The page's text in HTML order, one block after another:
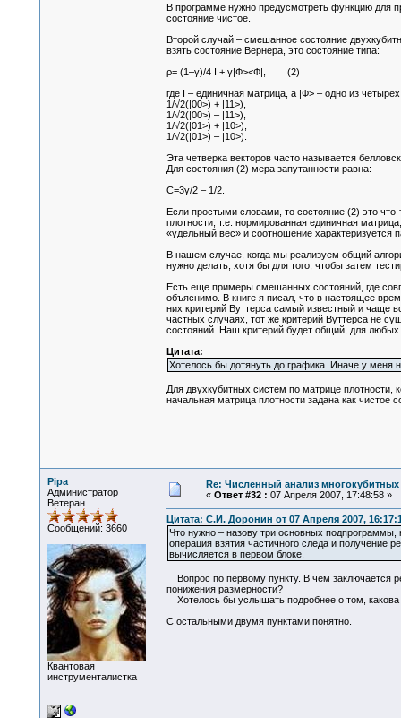
В программе нужно предусмотреть функцию для
состояние чистое.
Второй случай – смешанное состояние
взять состояние Вернера, это состояние типа:
ρ= (1–γ)/4 I + γ|Ф><Ф|, (2)
где I – единичная матрица, а |Ф> – одно из
1/√2(|00>) + |11>),
1/√2(|00>) – |11>),
1/√2(|01>) + |10>),
1/√2(|01>) – |10>).
Эта четверка векторов часто называется
Для состояния (2) мера запутанности равна:
С=3γ/2 – 1/2.
Если простыми словами, то состояние (2) это
плотности, т.е. нормированная единичная
«удельный вес» и соотношение характеризуется
В нашем случае, когда мы реализуем общий
нужно делать, хотя бы для того, чтобы затем
Есть еще примеры смешанных состояний, где
объяснимо. В книге я писал, что в настоящее
них критерий Вуттерса самый известный и чаще
частных случаях, тот же критерий Вуттерса не
состояний. Наш критерий будет общий, для
Цитата:
Хотелось бы дотянуть до графика. Иначе у меня
Для двухкубитных систем по матрице плотности,
начальная матрица плотности задана как
Pipa
Администратор
Ветеран
Сообщений: 3660
Квантовая
инструменталистка
Re: Численный анализ многокубитных
« Ответ #32 : 07 Апреля 2007, 17:48:58 »
Цитата: С.И. Доронин от 07 Апреля 2007,
Что нужно – назову три основных подпрограммы,
операция взятия частичного следа и получение
вычисляется в первом блоке.
Вопрос по первому пункту. В чем заключается
понижения размерности?
Хотелось бы услышать подробнее о том, какова
С остальными двумя пунктами понятно.